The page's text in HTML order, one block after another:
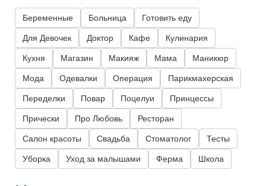
Беременные Больница Готовить еду
Для Девочек Доктор Кафе Кулинария
Кухня Магазин Макияж Мама Маникюр
Мода Одевалки Операция Парикмахерская
Переделки Повар Поцелуи Принцессы
Прически Про Любовь Ресторан
Салон красоты Свадьба Стоматолог Тесты
Уборка Уход за малышами Ферма Школа